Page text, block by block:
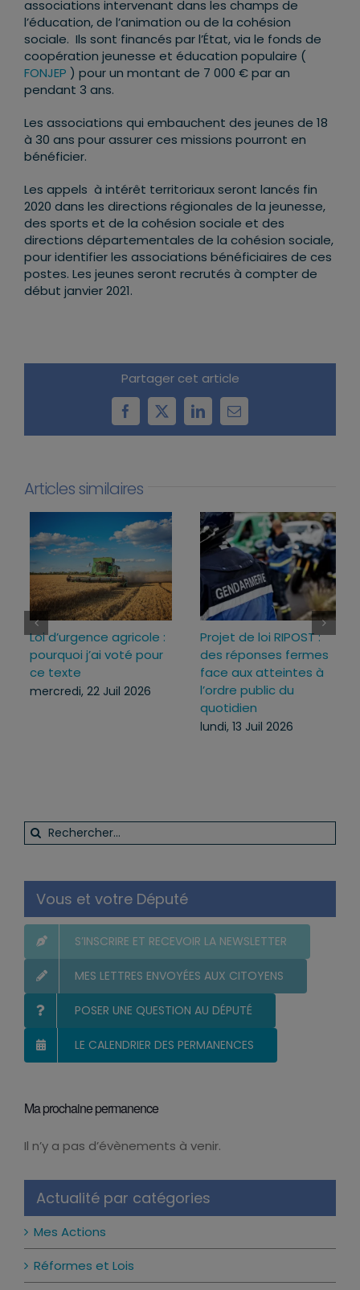
associations intervenant dans les champs de
l’éducation, de l’animation ou de la cohésion
sociale. Ils sont financés par l’État, via le fonds de
coopération jeunesse et éducation populaire (
FONJEP ) pour un montant de 7 000 € par an
pendant 3 ans.
Les associations qui embauchent des jeunes de 18
à 30 ans pour assurer ces missions pourront en
bénéficier.
Les appels à intérêt territoriaux seront lancés fin
2020 dans les directions régionales de la jeunesse,
des sports et de la cohésion sociale et des
directions départementales de la cohésion sociale,
pour identifier les associations bénéficiaires de ces
postes. Les jeunes seront recrutés à compter de
début janvier 2021.
Partager cet article
Facebook
X LinkedInEmail
Articles similaires
Loi d’urgence agricole :
pourquoi j’ai voté pour
ce texte
mercredi, 22 Juil 2026
Projet de loi RIPOST :
des réponses fermes
face aux atteintes à
l’ordre public du
quotidien
lundi, 13 Juil 2026
Rechercher:
Vous et votre Député
S’INSCRIRE ET RECEVOIR LA NEWSLETTER
MES LETTRES ENVOYÉES AUX CITOYENS
POSER UNE QUESTION AU DÉPUTÉ
LE CALENDRIER DES PERMANENCES
Ma prochaine permanence
Notice
Il n’y a pas d’évènements à venir.
Actualité par catégories
Mes Actions
Réformes et Lois